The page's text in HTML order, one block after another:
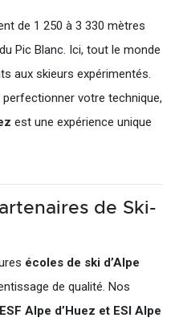
de 1 250 à 3 330 mètres
Pic Blanc. Ici, tout le monde
aux skieurs expérimentés.
votre technique,
est une expérience unique
de Ski-
écoles de ski d’Alpe
de qualité. Nos
Alpe d’Huez et ESI Alpe